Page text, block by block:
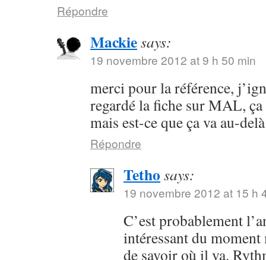
Répondre
Mackiesays:
19 novembre 2012 at 9 h 50 min
merci pour la référence,
regardé la fiche sur MAL, ça
mais est-ce que ça va au-
Répondre
Tetho says:
19 novembre 2012 at 15 h
C’est probablement
intéressant du
de savoir où il va.